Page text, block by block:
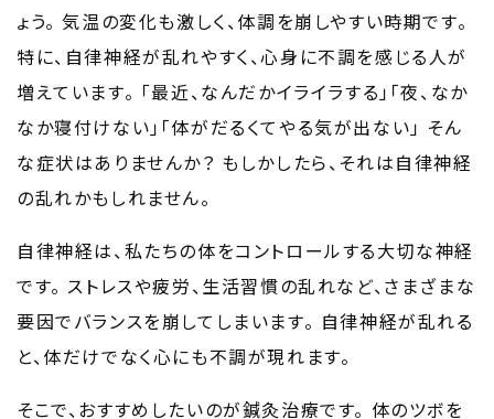
ょう。 気温の変化も激しく、体調を崩しやすい時期です。
特に、自律神経が乱れやすく、心身に不調を感じる人が
増えています。 「最近、なんだかイライラする」「夜、なか
なか寝付けない」「体がだるくてやる気が出ない」 そん
な症状はありませんか？ もしかしたら、それは自律神経
の乱れかもしれません。
自律神経は、私たちの体をコントロールする大切な神経
です。 ストレスや疲労、生活習慣の乱れなど、さまざまな
要因でバランスを崩してしまいます。 自律神経が乱れる
と、体だけでなく心にも不調が現れます。
そこで、おすすめしたいのが鍼灸治療です。 体のツボを